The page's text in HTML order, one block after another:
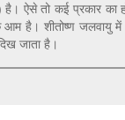
ऐसे तो कई प्रकार का
आम है। शीतोष्ण जलवायु
जाता है।